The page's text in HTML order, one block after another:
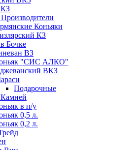
КЗ
Коньяки
КЗ
Бочке
ВЗ
"СИС АЛКО"
ВКЗ
Подарочные
в п/у
0,5 л.
0,2 л.